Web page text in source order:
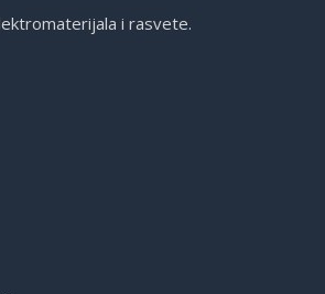
i rasvete.